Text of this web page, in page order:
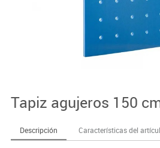
Tapiz agujeros 150
Descripción Características del